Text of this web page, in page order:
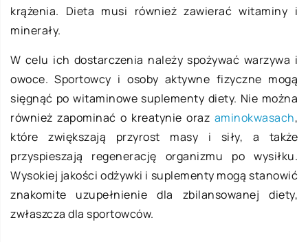
krążenia. Dieta musi również zawierać witaminy i
minerały.
W celu ich dostarczenia należy spożywać warzywa i
owoce. Sportowcy i osoby aktywne fizyczne mogą
sięgnąć po witaminowe suplementy diety. Nie można
również zapominać o kreatynie oraz aminokwasach,
które zwiększają przyrost masy i siły, a także
przyspieszają regenerację organizmu po wysiłku.
Wysokiej jakości odżywki i suplementy mogą stanowić
znakomite uzupełnienie dla zbilansowanej diety,
zwłaszcza dla sportowców.